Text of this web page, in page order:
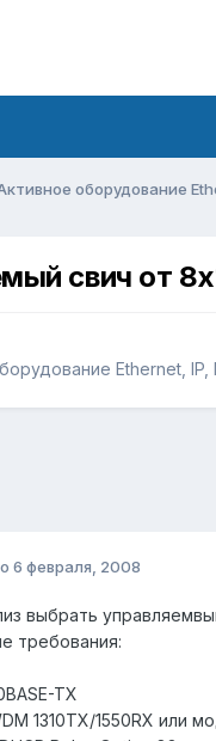
оборудование
свич от
Ethernet, IP,
6 февраля, 2008
выбрать
требования:
TX
1310TX/1550RX или